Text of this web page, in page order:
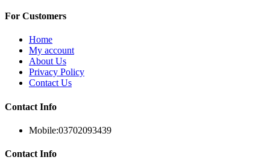
For Customers
Home
My account
About Us
Privacy Policy
Contact Us
Contact Info
Mobile:03702093439
Contact Info